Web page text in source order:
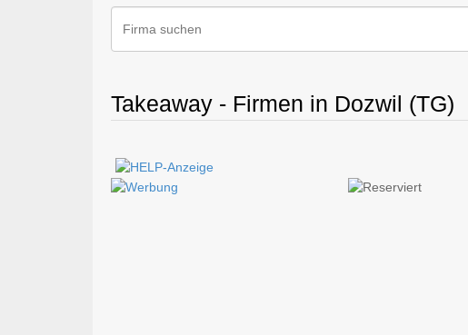
Takeaway - Firmen in Dozwil (TG)